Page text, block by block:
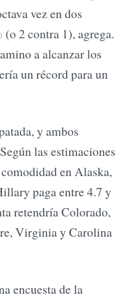
vez en dos
(o 2 contra 1), agrega.
a alcanzar los
un récord para un
y ambos
las estimaciones
en Alaska,
paga entre 4.7 y
retendría Colorado,
Virginia y Carolina
encuesta de la